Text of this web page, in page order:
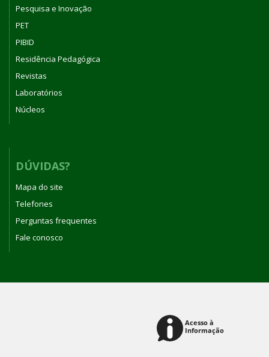
Pesquisa e Inovação
PET
PIBID
Residência Pedagógica
Revistas
Laboratórios
Núcleos
DÚVIDAS?
Mapa do site
Telefones
Perguntas frequentes
Fale conosco